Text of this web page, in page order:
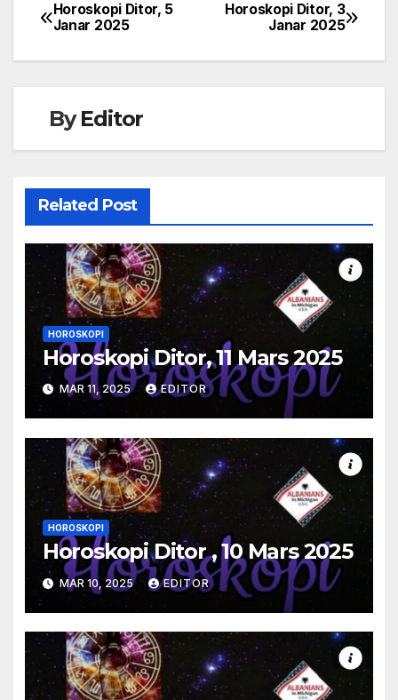
Post
navigation
Horoskopi Ditor, 3
Janar 2025
Horoskopi Ditor, 5
Janar 2025
ByEditor
Related Post
HOROSKOPI
Horoskopi Ditor, 11 Mars 2025
MAR 11, 2025 EDITOR
HOROSKOPI
Horoskopi Ditor , 10 Mars 2025
MAR 10, 2025 EDITOR